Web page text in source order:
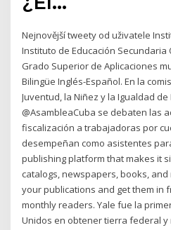
Nejnovější tweety od uživatele
Instituto de Educación
Grado Superior de Aplicaciones
Bilingüe Inglés-Español. En la
Juventud, la Niñez y la Igualdad
@AsambleaCuba se debaten las
fiscalización a trabajadoras por
desempeñan como asistentes
publishing platform that makes it
catalogs, newspapers, books,
your publications and get them in
monthly readers. Yale fue la
Unidos en obtener tierra federal